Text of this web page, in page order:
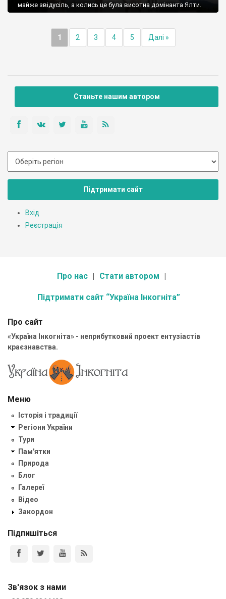
майже звідусіль, а колись це була висотна домінанта Ялти.
1 2 3 4 5 Далі »
Станьте нашим автором
Підтримати сайт
Вхід
Реєстрація
Про нас Стати автором
Підтримати сайт “Україна Інкогніта”
Про сайт
«Україна Інкогніта» - неприбутковий проект ентузіастів
краєзнавства.
Меню
Історія і традиції
Регіони України
Тури
Пам'ятки
Природа
Блог
Галереї
Відео
Закордон
Підпишіться
Зв'язок з нами